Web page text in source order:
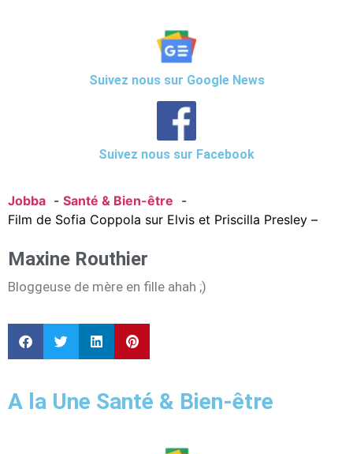
Suivez nous sur Google News
Suivez nous sur Facebook
Jobba
Santé & Bien-être
Film de Sofia Coppola sur Elvis et Priscilla Presley –
Maxine Routhier
Bloggeuse de mère en fille ahah ;)
A la Une Santé & Bien-être